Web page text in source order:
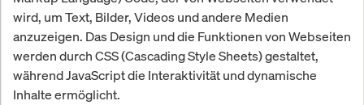
wird, um Text, Bilder, Videos und andere Medien
anzuzeigen. Das Design und die Funktionen von Webseiten
werden durch CSS (Cascading Style Sheets) gestaltet,
während JavaScript die Interaktivität und dynamische
Inhalte ermöglicht.